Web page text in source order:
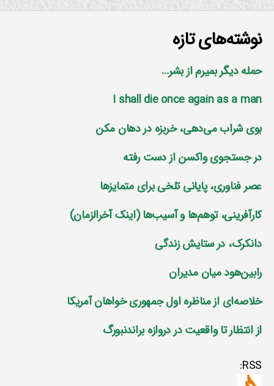
نوشته‌های تازه
حمله دیگر بمیرم از بشر…
I shall die once again as a man
بوی شراب می‌دهی، خربزه در دهان مکن
در جستجوی واکسن از دست رفته
عصر فناوری، پایانی تلخی برای متمایز‌ها
کارآفرینی، توهم‌ها و آسیب‌ها (اینک آخرالزمان)
دانکرک، در ستایش زندگی
رابین‌هود میان مدیران
خلاصه‌ای از مناظره اول جمهوری خواهان آمریکا
از انتظار تا واقعیت در دروازه براندنبورگ
RSS: